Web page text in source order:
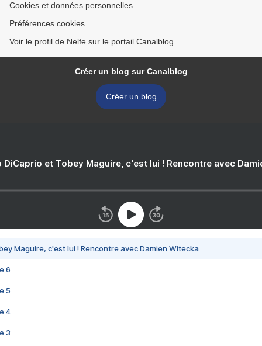
Cookies et données personnelles
Préférences cookies
Voir le profil de Nelfe sur le portail Canalblog
Créer un blog sur Canalblog
Créer un blog
DiCaprio et Tobey Maguire, c'est lui ! Rencontre avec
Maguire, c'est lui ! Rencontre avec Damien Witecka
6
5
4
3